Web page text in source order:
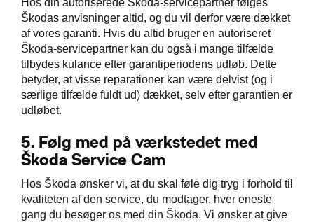
Hos din autoriserede Škoda-servicepartner følges
Škodas anvisninger altid, og du vil derfor være dækket
af vores garanti. Hvis du altid bruger en autoriseret
Škoda-servicepartner kan du også i mange tilfælde
tilbydes kulance efter garantiperiodens udløb. Dette
betyder, at visse reparationer kan være delvist (og i
særlige tilfælde fuldt ud) dækket, selv efter garantien er
udløbet.
5. Følg med på værkstedet med
Škoda Service Cam
Hos Škoda ønsker vi, at du skal føle dig tryg i forhold til
kvaliteten af den service, du modtager, hver eneste
gang du besøger os med din Škoda. Vi ønsker at give